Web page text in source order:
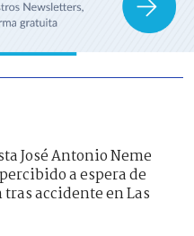
José Antonio Neme
a espera de
accidente en Las